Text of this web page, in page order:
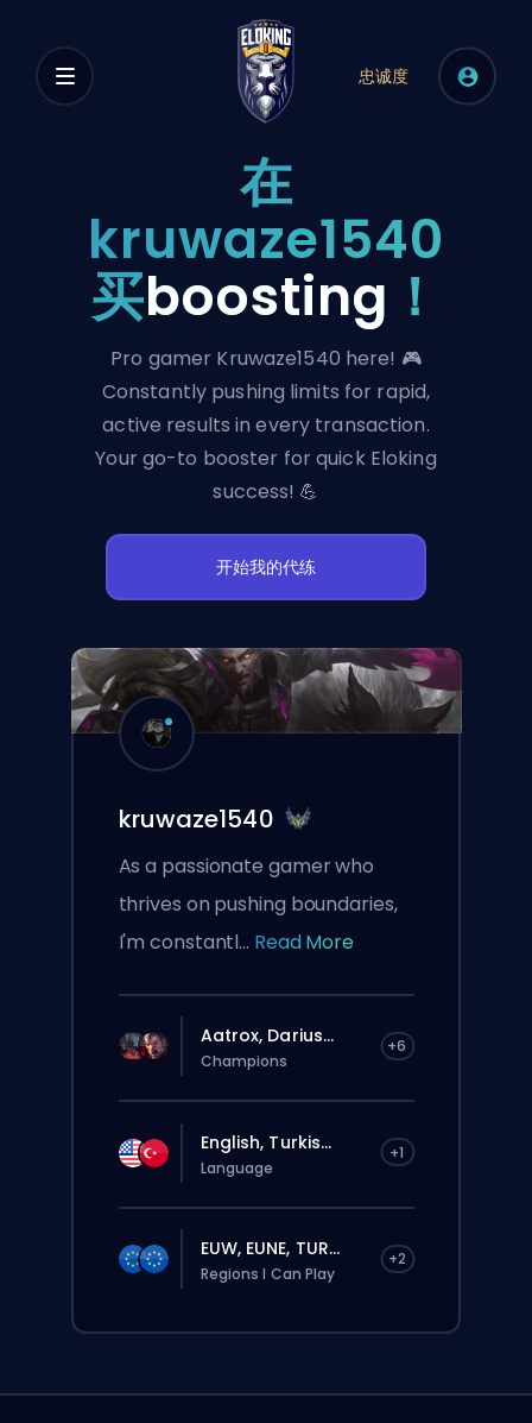
忠诚度
在
kruwaze1540
买boosting ！
Pro gamer Kruwaze1540 here! 🎮
Constantly pushing limits for rapid,
active results in every transaction.
Your go-to booster for quick Eloking
success! 💪
开始我的代练
kruwaze1540
As a passionate gamer who
thrives on pushing boundaries,
I'm constantl... Read More
Aatrox, Darius... +6
Champions
English, Turkis... +1
Language
EUW, EUNE, TUR... +2
Regions I Can Play